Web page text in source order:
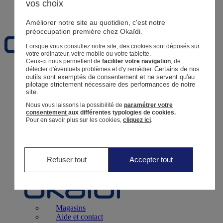
Naissance0 - 12 mois
Magasins
Retour
Bébé Fille3 mois - 5 ans
Magasins
Aide et contact
vos choix
Améliorer notre site au quotidien, c'est notre
préoccupation première chez Okaïdi.
Lorsque vous consultez notre site, des cookies sont déposés sur
votre ordinateur, votre mobile ou votre tablette.
Ceux-ci nous permettent defaciliter votre navigation , de
détecter d'éventuels problèmes et d'y remédier.Certains de nos
outils sont exemptés de consentement et ne servent qu'au
pilotage strictement nécessaire des performances de notre
site.
Nous vous laissons la possibilité deparamétrer votre
consentementaux différentes typologies de cookies.
Pour en savoir plus sur les cookies,cliquez ici
Refuser tout Accepter tout